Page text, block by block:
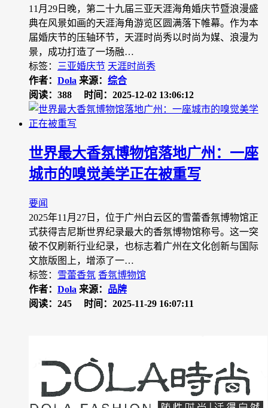
11月29日晚，第二十九届三亚天涯海角婚庆节暨浪漫盛
典在风景如画的天涯海角游览区圆满落下帷幕。作为本
届婚庆节的压轴环节，天涯时尚秀以时尚为媒、浪漫为
景，成功打造了一场融…
标签：
三亚婚庆节 天涯时尚秀
作者： Dola 来源： 综合
阅读：388
时间：2025-12-02 13:06:12
世界最大香氛博物馆落地广州：一座
城市的嗅觉美学正在被重写
要闻
2025年11月27日，位于广州白云区的雪蕾香氛博物馆正
式获得吉尼斯世界纪录最大的香氛博物馆称号。这一突
破不仅刷新行业纪录，也标志着广州在文化创新与国际
文旅版图上，增添了一…
标签： 雪蕾香氛 香氛博物馆
作者： Dola 来源： 品牌
阅读：245
时间：2025-11-29 16:07:11